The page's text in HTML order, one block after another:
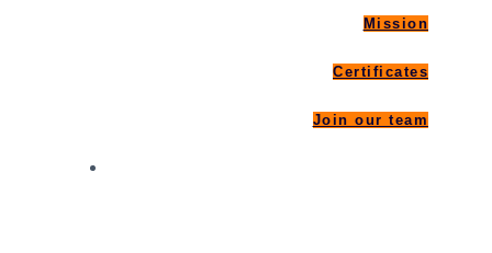
Mission
Certificates
Join our team